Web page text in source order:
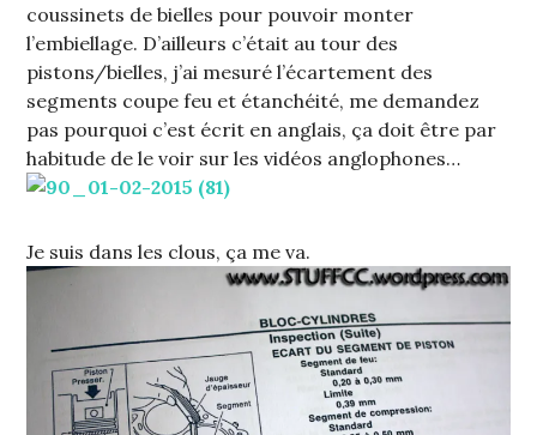
coussinets de bielles pour pouvoir monter
l’embiellage. D’ailleurs c’était au tour des
pistons/bielles, j’ai mesuré l’écartement des
segments coupe feu et étanchéité, me demandez
pas pourquoi c’est écrit en anglais, ça doit être par
habitude de le voir sur les vidéos anglophones…
Je suis dans les clous, ça me va.